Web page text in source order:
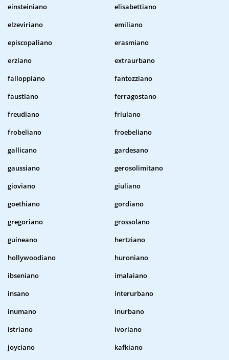
einsteiniano
elisabettiano
elzeviriano
emiliano
episcopaliano
erasmiano
erziano
extraurbano
falloppiano
fantozziano
faustiano
ferragostano
freudiano
friulano
frobeliano
froebeliano
gallicano
gardesano
gaussiano
gerosolimitano
gioviano
giuliano
goethiano
gordiano
gregoriano
grossolano
guineano
hertziano
hollywoodiano
huroniano
ibseniano
imalaiano
insano
interurbano
inumano
inurbano
istriano
ivoriano
joyciano
kafkiano